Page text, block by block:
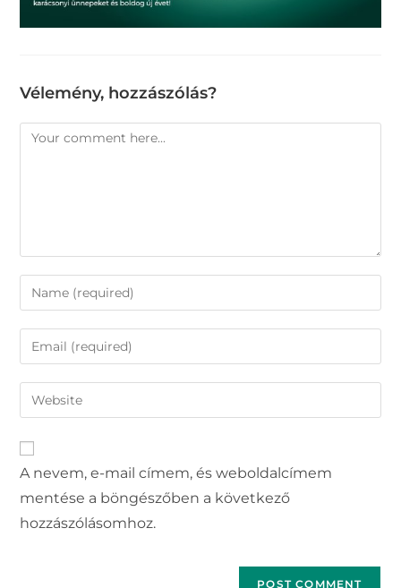
Vélemény, hozzászólás?
A nevem, e-mail címem, és weboldalcímem
mentése a böngészőben a következő
hozzászólásomhoz.